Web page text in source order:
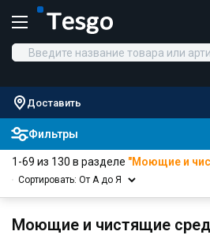
Доставить
Фильтры
1-69 из 130 в разделе "Моющие и
Сортировать: От А до Я
Моющие и чистящие